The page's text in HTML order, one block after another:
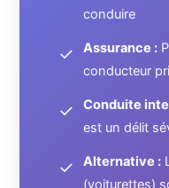
conduire
✓ Assurance :
conducteur
✓ Conduite
est un délit
✓ Alternative :
(voiturettes)